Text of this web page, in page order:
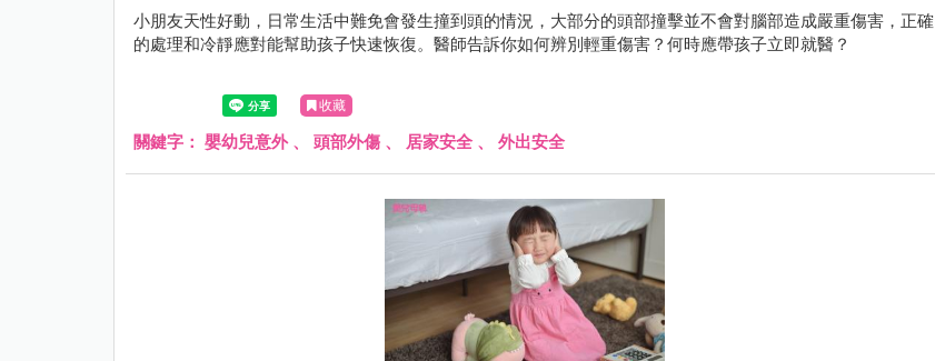
小朋友天性好動，日常生活中難免會發生撞到頭的情況，大部分的頭部撞擊並不會對腦部造成嚴重傷害，正確
的處理和冷靜應對能幫助孩子快速恢復。醫師告訴你如何辨別輕重傷害？何時應帶孩子立即就醫？
收藏
關鍵字： 嬰幼兒意外、 頭部外傷 、 居家安全 、 外出安全